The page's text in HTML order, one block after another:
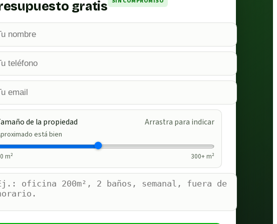
gratis
de la propiedad Arrastra para indicar
está bien
m² 300+ m²